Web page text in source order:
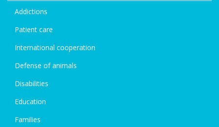
Addictions
Patient care
International cooperation
Defense of animals
Disabilities
Education
Families